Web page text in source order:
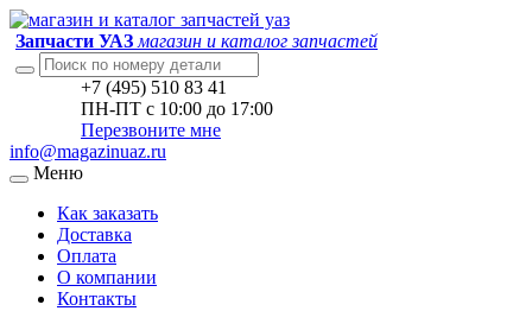
Запчасти УАЗ магазин и каталог запчастей
+7 (495) 510 83 41
ПН-ПТ с 10:00 до 17:00
Перезвоните мне
info@magazinuaz.ru
Меню
Как заказать
Доставка
Оплата
О компании
Контакты